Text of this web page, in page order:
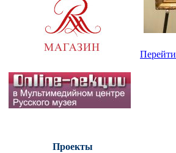
Проекты